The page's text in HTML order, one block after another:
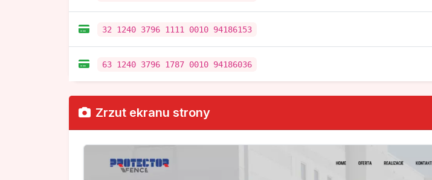
32 1240 3796 1111 0010 94186153
63 1240 3796 1787 0010 94186036
Zrzut ekranu strony